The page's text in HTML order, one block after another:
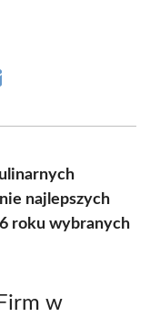
najlepszych
roku wybranych
w